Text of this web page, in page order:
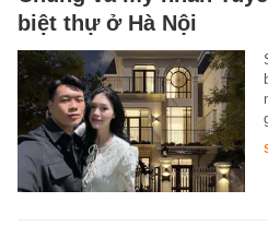
biệt thự ở Hà Nội